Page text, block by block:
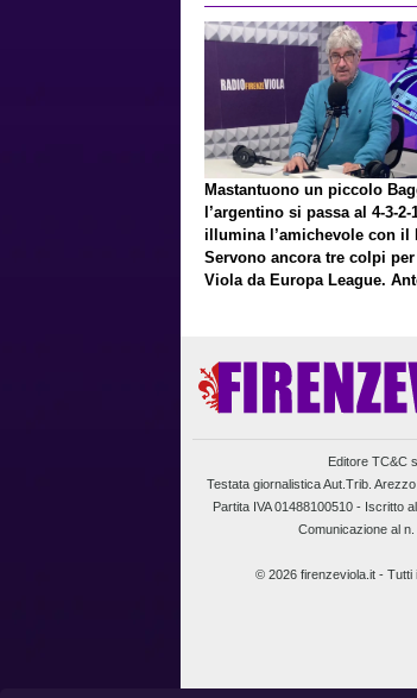
Mastantuono un piccolo
l’argentino si passa al 4-3-2-
illumina l’amichevole con il
Servono ancora tre colpi
Viola da Europa League.
Editore TC&C
Testata giornalistica Aut.Trib.
Partita IVA 01488100510 - Iscritto
Comunicazione al
© 2026 firenzeviola.it - Tutti